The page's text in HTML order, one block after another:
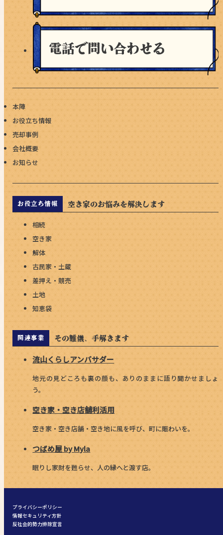
電話で問い合わせる
本陣
お役立ち情報
売却事例
会社概要
お知らせ
お役立ち情報 空き家のお悩みを解決します
相続
空き家
解体
古民家・土蔵
差押え・競売
土地
知恵袋
関連事業 その難儀、手解きます
流山くらしアンバサダー
地元の見どころも裏の顔も、ありのままに語り聞かせましょ
う。
空き家・空き店舗利活用
空き家・空き店舗・空き地に風を呼び、町に賑わいを。
つばめ屋 by Myla
眠りし家財を甦らせ、人の縁へと渡す店。
プライバシーポリシー
情報セキュリティ方針
反社会的勢力排除宣言